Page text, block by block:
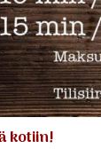
kotiin!